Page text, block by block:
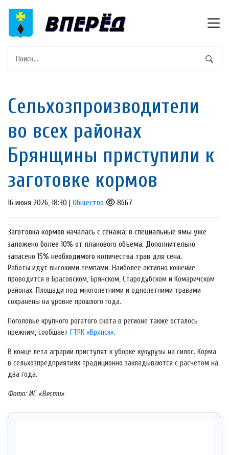
Сельхозпроизводители
во всех районах
Брянщины приступили к
заготовке кормов
16 июня 2026, 18:30 | Общество 8667
Заготовка кормов началась с сенажа: в специальные ямы уже
заложено более 10% от планового объема. Дополнительно
запасено 15% необходимого количества трав для сена.
Работы идут высокими темпами. Наиболее активно кошение
проводится в Брасовском, Брянском, Стародубском и Комаричском
районах. Площади под многолетними и однолетними травами
сохранены на уровне прошлого года.
Поголовье крупного рогатого скота в регионе также осталось
прежним, сообщает ГТРК «Брянск».
В конце лета аграрии приступят к уборке кукурузы на силос. Корма
в сельхозпредприятиях традиционно закладываются с расчетом на
два года.
Фото: ИС «Вести»